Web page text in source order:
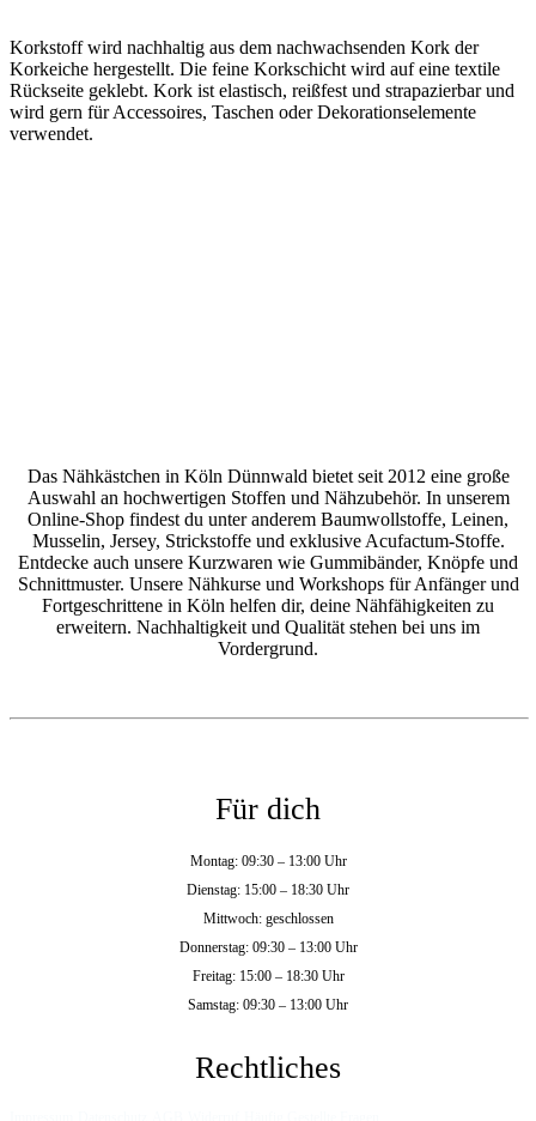
Korkstoff wird nachhaltig aus dem nachwachsenden Kork der
Korkeiche hergestellt. Die feine Korkschicht wird auf eine textile
Rückseite geklebt. Kork ist elastisch, reißfest und strapazierbar und
wird gern für Accessoires, Taschen oder Dekorationselemente
verwendet.
Das Nähkästchen in Köln Dünnwald bietet seit 2012 eine große
Auswahl an hochwertigen Stoffen und Nähzubehör. In unserem
Online-Shop findest du unter anderem Baumwollstoffe, Leinen,
Musselin, Jersey, Strickstoffe und exklusive Acufactum-Stoffe.
Entdecke auch unsere Kurzwaren wie Gummibänder, Knöpfe und
Schnittmuster. Unsere Nähkurse und Workshops für Anfänger und
Fortgeschrittene in Köln helfen dir, deine Nähfähigkeiten zu
erweitern. Nachhaltigkeit und Qualität stehen bei uns im
Vordergrund.
Für dich
Montag: 09:30 – 13:00 Uhr
Dienstag: 15:00 – 18:30 Uhr
Mittwoch: geschlossen
Donnerstag: 09:30 – 13:00 Uhr
Freitag: 15:00 – 18:30 Uhr
Samstag: 09:30 – 13:00 Uhr
Rechtliches